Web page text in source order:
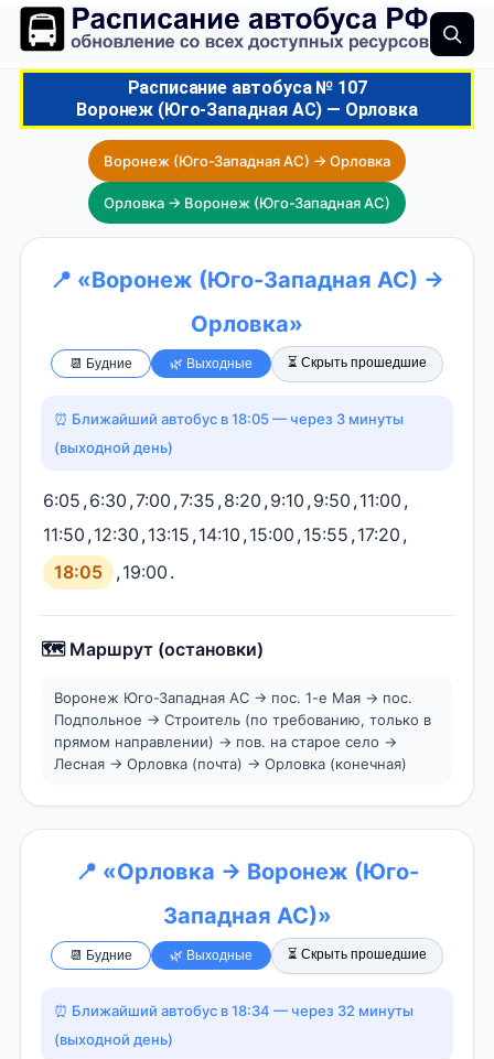
Расписание автобуса № 107
Воронеж (Юго-Западная АС) — Орловка
Воронеж (Юго-Западная АС) → Орловка
Орловка → Воронеж (Юго-Западная АС)
📍 «Воронеж (Юго-Западная АС) →
Орловка»
📆 Будние 🌿 Выходные ⏳ Скрыть прошедшие
⏰ Ближайший автобус в 18:05 — через 3 минуты
(выходной день)
6:05 ,6:30 ,7:00 ,7:35 ,8:20 ,9:10 ,9:50 ,11:00 ,
11:50 ,12:30 ,13:15 ,14:10 ,15:00 ,15:55 ,17:20 ,
18:05
,19:00 .
🗺️ Маршрут (остановки)
Воронеж Юго-Западная АС → пос. 1-е Мая → пос.
Подпольное → Строитель (по требованию, только в
прямом направлении) → пов. на старое село →
Лесная → Орловка (почта) → Орловка (конечная)
📍 «Орловка → Воронеж (Юго-
Западная АС)»
📆 Будние 🌿 Выходные ⏳ Скрыть прошедшие
⏰ Ближайший автобус в 18:34 — через 32 минуты
(выходной день)